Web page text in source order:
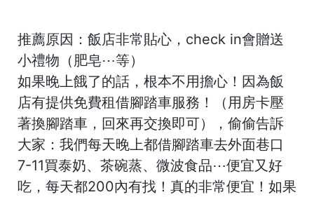
推薦原因：飯店非常貼心，check in會贈送
小禮物（肥皂⋯等）
如果晚上餓了的話，根本不用擔心！因為飯
店有提供免費租借腳踏車服務！（用房卡壓
著換腳踏車，回來再交換即可），偷偷告訴
大家：我們每天晚上都借腳踏車去外面巷口
7-11買泰奶、茶碗蒸、微波食品⋯便宜又好
吃，每天都200內有找！真的非常便宜！如果